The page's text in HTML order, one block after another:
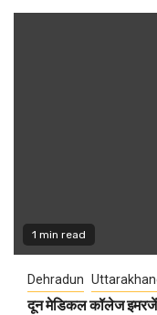
1 min read
Dehradun
दून मेडिकल कॉलेज